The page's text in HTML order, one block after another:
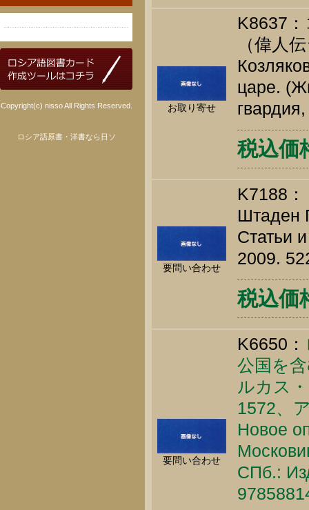
Copyright(c) nisso All Rights Reserved.
ロシア語原書・洋書なら日ソ
お取り寄せ
K8637
（偉人
царе.
税込価
要問い合わせ
K7188：
Штаден
Статьи
2009.
税込価
要問い合わせ
K6650：
公国を
ルカス
1572、
Новое
СПб.: